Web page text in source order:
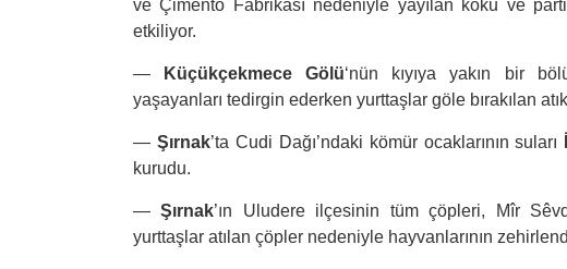
ve Çimento Fabrikası nedeniyle yayılan koku ve
etkiliyor.
— Küçükçekmece Gölü‘nün kıyıya yakın bir
yaşayanları tedirgin ederken yurttaşlar göle bırakılan
— Şırnak’ta Cudi Dağı’ndaki kömür ocaklarının suları
kurudu.
—Şırnak’ın Uludere ilçesinin tüm çöpleri, Mîr
yurttaşlar atılan çöpler nedeniyle hayvanlarının